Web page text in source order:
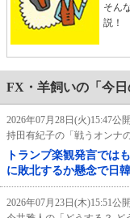
そん
説！
FX・羊飼いの「今
2026年07月28日(火)15:47公開
持田有紀子の「戦うオンナ
トランプ楽観発言では
に敗北するか懸念で日
2026年07月23日(木)15:51公開